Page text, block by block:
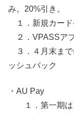
み。20%引き。
１．新規カード
２．VPASSア
３．４月末まで
ッシュバック
・AU Pay
１．第一期は